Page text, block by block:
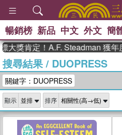
熱搜：
、
獎 臺
登輝時代
偉大的
暢銷榜 新品 中文 外文 簡
！A.F. Steadman 獲年度作家
搜尋結果/ DUOPRESS
關鍵字：DUOPRESS
顯示 排序